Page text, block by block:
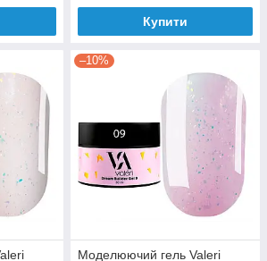
Купити
–10%
Моделюючий гель Valeri